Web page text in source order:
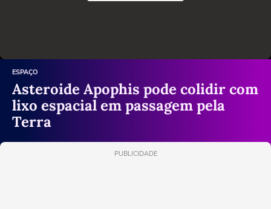
ESPAÇO
Asteroide Apophis pode colidir com
lixo espacial em passagem pela
Terra
PUBLICIDADE